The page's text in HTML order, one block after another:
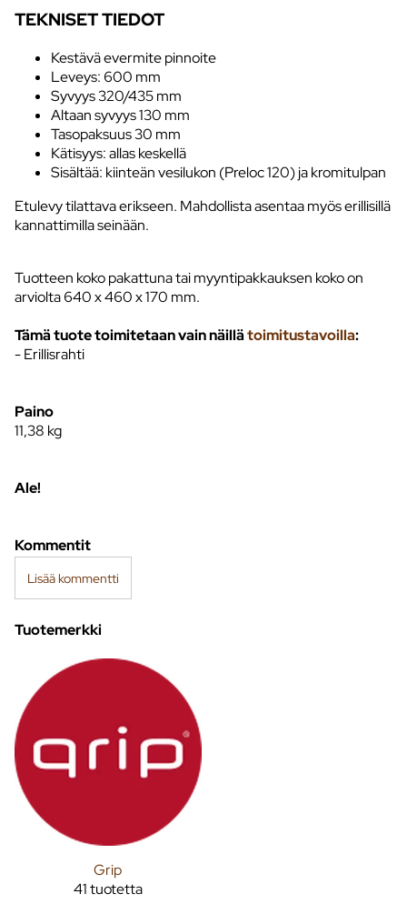
TEKNISET TIEDOT
Kestävä evermite pinnoite
Leveys: 600 mm
Syvyys 320/435 mm
Altaan syvyys 130 mm
Tasopaksuus 30 mm
Kätisyys: allas keskellä
Sisältää: kiinteän vesilukon (Preloc 120) ja kromitulpan
Etulevy tilattava erikseen. Mahdollista asentaa myös erillisillä
kannattimilla seinään.
Tuotteen koko pakattuna tai myyntipakkauksen koko on
arviolta 640 x 460 x 170 mm.
Tämä tuote toimitetaan vain näillätoimitustavoilla:
- Erillisrahti
Paino
11,38 kg
Ale!
Kommentit
Lisää kommentti
Tuotemerkki
Grip
41 tuotetta